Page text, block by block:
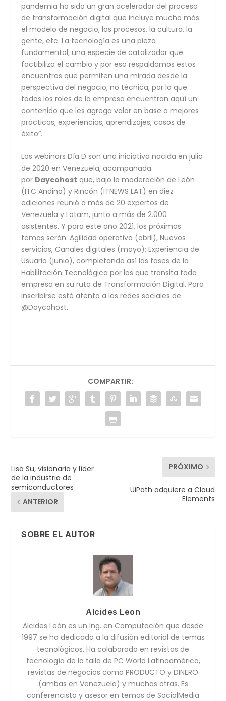
pandemia ha sido un gran acelerador del proceso
de transformación digital que incluye mucho más:
el modelo de negocio, los procesos, la cultura, la
gente, etc. La tecnología es una pieza
fundamental, una especie de catalizador que
factibiliza el cambio y por eso respaldamos estos
encuentros que permiten una mirada desde la
perspectiva del negocio, no técnica, por lo que
todos los roles de la empresa encuentran aquí un
contenido que les agrega valor en base a mejores
prácticas, experiencias, aprendizajes, casos de
éxito”.
Los webinars Día D son una iniciativa nacida en julio
de 2020 en Venezuela, acompañada
por Daycohost que, bajo la moderación de León
(ITC Andino) y Rincón (ITNEWS LAT) en diez
ediciones reunió a más de 20 expertos de
Venezuela y Latam, junto a más de 2.000
asistentes. Y para este año 2021, los próximos
temas serán: Agilidad operativa (abril), Nuevos
servicios, Canales digitales (mayo); Experiencia de
Usuario (junio), completando así las fases de la
Habilitación Tecnológica por las que transita toda
empresa en su ruta de Transformación Digital. Para
inscribirse esté atento a las redes sociales de
@Daycohost.
COMPARTIR:
Lisa Su, visionaria y líder
de la industria de
semiconductores
ANTERIOR
PRÓXIMO
UiPath adquiere a Cloud
Elements
SOBRE EL AUTOR
Alcides Leon
Alcides León es un Ing. en Computación que desde
1997 se ha dedicado a la difusión editorial de temas
tecnológicos. Ha colaborado en revistas de
tecnología de la talla de PC World Latinoamérica,
revistas de negocios como PRODUCTO y DINERO
(ambas en Venezuela) y muchas otras. Es
conferencista y asesor en temas de SocialMedia